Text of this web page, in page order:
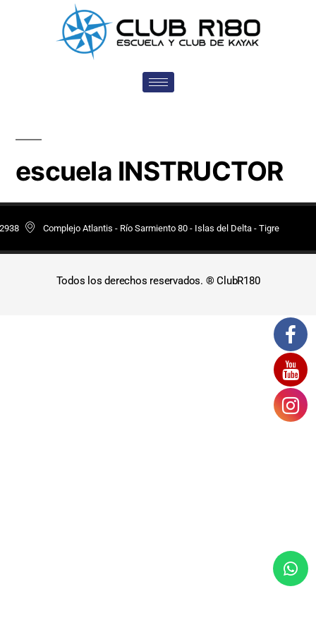
escuela INSTRUCTOR
Complejo Atlantis - Río Sarmiento 80 - Islas del Delta - Tigre
Todos los derechos reservados. ® ClubR180